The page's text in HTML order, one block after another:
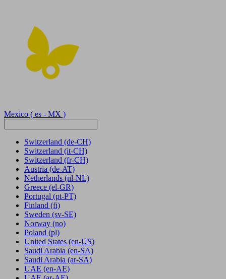
Mexico ( es - MX )
Switzerland (de-CH)
Switzerland (it-CH)
Switzerland (fr-CH)
Austria (de-AT)
Netherlands (nl-NL)
Greece (el-GR)
Portugal (pt-PT)
Finland (fi)
Sweden (sv-SE)
Norway (no)
Poland (pl)
United States (en-US)
Saudi Arabia (en-SA)
Saudi Arabia (ar-SA)
UAE (en-AE)